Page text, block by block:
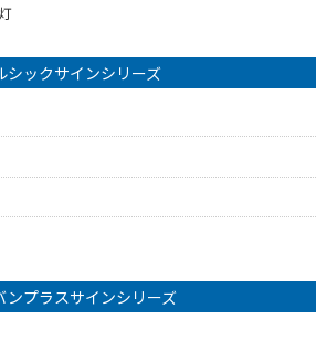
シックサインシリーズ
ンプラスサインシリーズ